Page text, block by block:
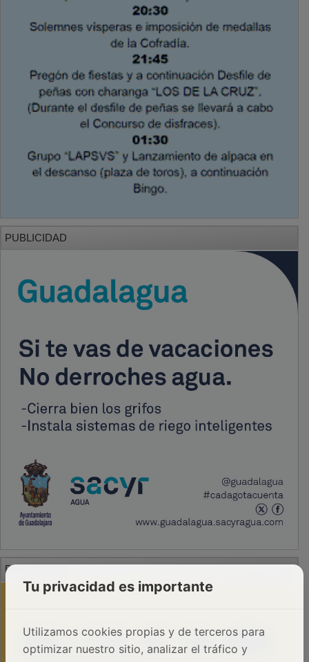
PUBLICIDAD
PUBLICIDAD
Tu privacidad es importante
Utilizamos cookies propias y de terceros para
optimizar nuestro sitio, analizar el tráfico y